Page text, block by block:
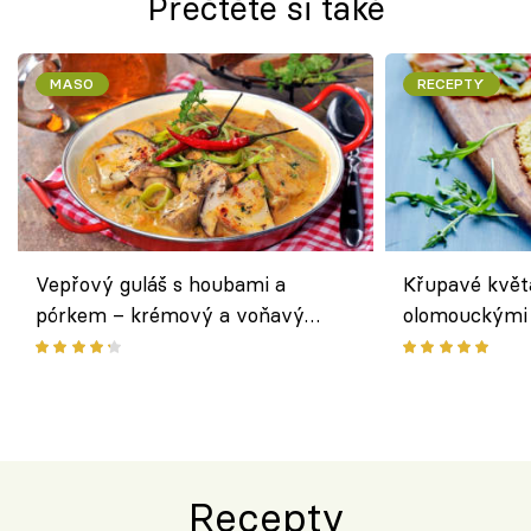
MASO
Vepřový guláš s houbami a
pórkem – krémový a voňavý
pokrm z jednoho hrnce
RECEPTY
Křupavé
bezlepkový
Recepty